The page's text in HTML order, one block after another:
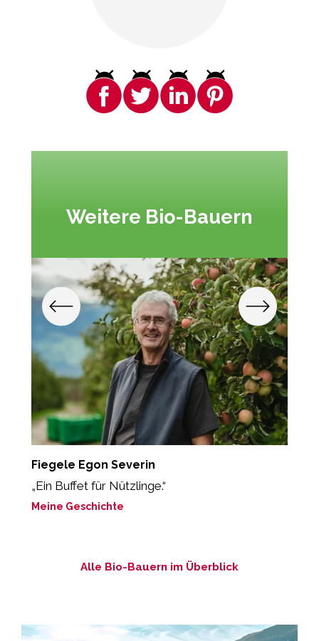
Weitere Bio-Bauern
Fiegele Egon Severin
„Ein Buffet für Nützlinge.“
Meine Geschichte
Alle Bio-Bauern im Überblick